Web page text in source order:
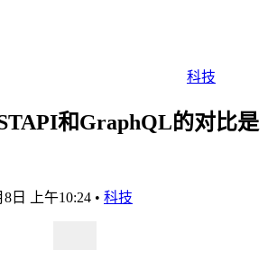
科技
和GraphQL的对比是
8日 上午10:24 • 科技